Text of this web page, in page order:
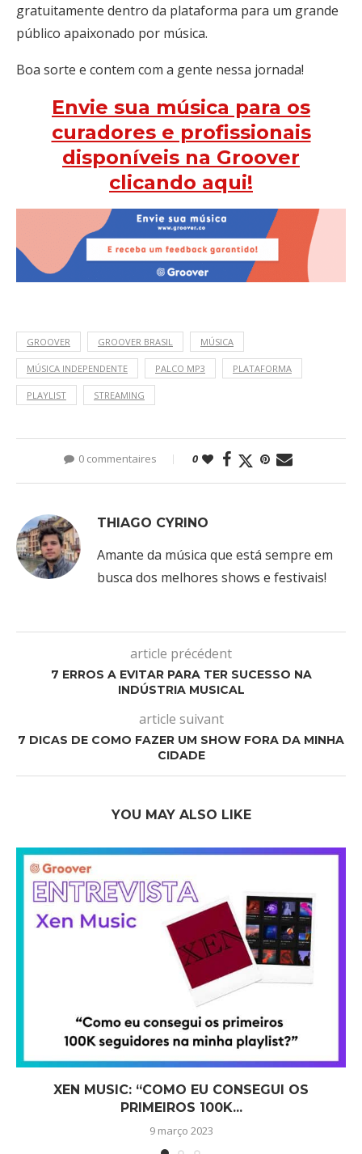
gratuitamente dentro da plataforma para um grande
público apaixonado por música.
Boa sorte e contem com a gente nessa jornada!
Envie sua música para os
curadores e profissionais
disponíveis na Groover
clicando aqui!
GROOVER GROOVER BRASIL MÚSICA
MÚSICA INDEPENDENTE PALCO MP3 PLATAFORMA
PLAYLIST STREAMING
0 commentaires 0
THIAGO CYRINO
Amante da música que está sempre em
busca dos melhores shows e festivais!
article précédent
7 ERROS A EVITAR PARA TER SUCESSO NA
INDÚSTRIA MUSICAL
article suivant
7 DICAS DE COMO FAZER UM SHOW FORA DA MINHA
CIDADE
YOU MAY ALSO LIKE
XEN MUSIC: “COMO EU CONSEGUI OS
PRIMEIROS 100K...
9 março 2023